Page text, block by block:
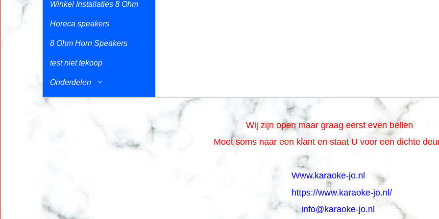
Winkel Installaties 8 Ohm
Horeca speakers
8 Ohm Horn Speakers
test niet tekoop
Onderdelen
Wij zijn open maar graag eerst even bellen
Moet soms naar een klant en staat U voor een dichte
Www.karaoke-jo.nl
https://www.karaoke-jo.nl/
info@karaoke-jo.nl